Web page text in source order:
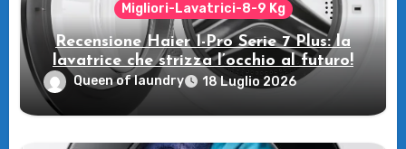
Migliori-Lavatrici-8-9 Kg
Recensione Haier I-Pro Serie 7 Plus: la
lavatrice che strizza l’occhio al futuro!
Queen of laundry 18 Luglio 2026